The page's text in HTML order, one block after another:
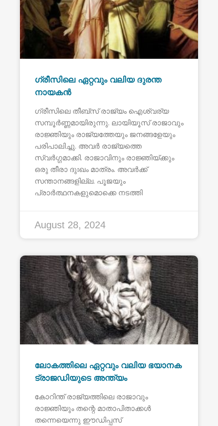
ഗ്രീസിലെ ഏറ്റവും വലിയ ദുരന്ത
നായകൻ
ഗ്രീസിലെ തീബ്സ് രാജ്യം ഐശ്വര്യ
സമ്പൂർണ്ണമായിരുന്നു. ലായിയൂസ് രാജാവും
രാജ്ഞിയും രാജ്യത്തേയും ജനങ്ങളേയും
പരിപാലിച്ചു. അവർ രാജ്യത്തെ
സ്വർഗ്ഗമാക്കി. രാജാവിനും രാജ്ഞിയ്ക്കും
ഒരു തീരാ ദുഃഖം മാത്രം. അവർക്ക്
സന്താനങ്ങളില്ല. പൂജയും
പ്രാർത്ഥനകളുമൊക്കെ നടത്തി
August 28, 2024
ലോകത്തിലെ ഏറ്റവും വലിയ ഭയാനക
ട്രാജഡിയുടെ അന്ത്യം
കോറിന്ത് രാജ്യത്തിലെ രാജാവും
രാജ്ഞിയും തന്റെ മാതാപിതാക്കൾ
തന്നെയെന്നു ഈഡിപ്പസ്